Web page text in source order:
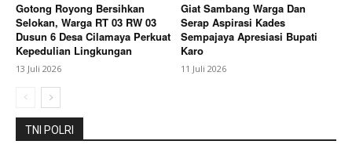
Gotong Royong Bersihkan
Selokan, Warga RT 03 RW 03
Dusun 6 Desa Cilamaya Perkuat
Kepedulian Lingkungan
13 Juli 2026
Giat Sambang Warga Dan
Serap Aspirasi Kades
Sempajaya Apresiasi Bupati
Karo
11 Juli 2026
TNI POLRI